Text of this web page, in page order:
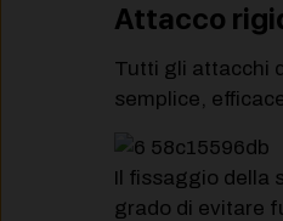
Attacco
Tutti gli attacchi
semplice,
Il fissaggio della
grado di evitare